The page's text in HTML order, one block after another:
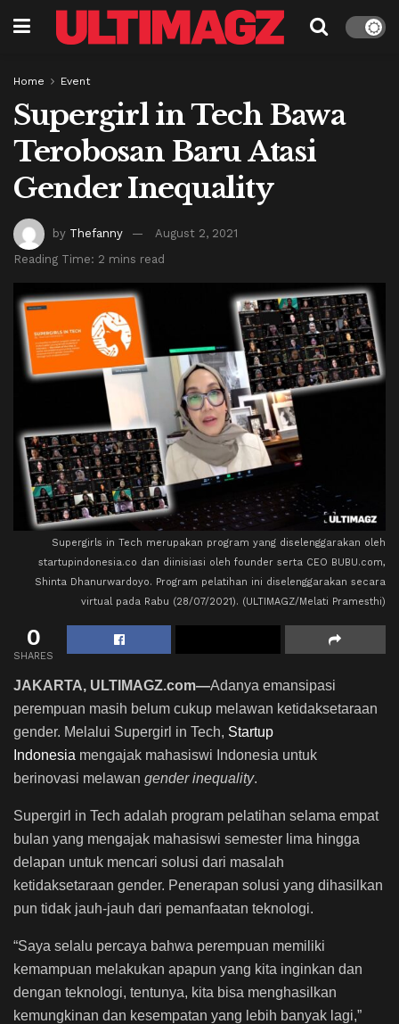
Home Event
Supergirl in Tech Bawa
Terobosan Baru Atasi
Gender Inequality
by Thefanny
August 2, 2021
Reading Time: 2 mins read
Supergirls in Tech merupakan program yang diselenggarakan oleh
startupindonesia.co dan diinisiasi oleh founder serta CEO BUBU.com,
Shinta Dhanurwardoyo. Program pelatihan ini diselenggarakan secara
virtual pada Rabu (28/07/2021). (ULTIMAGZ/Melati Pramesthi)
0
SHARES
JAKARTA, ULTIMAGZ.com—Adanya emansipasi
perempuan masih belum cukup melawan ketidaksetaraan
gender. Melalui Supergirl in Tech, Startup
Indonesia mengajak mahasiswi Indonesia untuk
berinovasi melawan gender inequality.
Supergirl in Tech adalah program pelatihan selama empat
bulan yang mengajak mahasiswi semester lima hingga
delapan untuk mencari solusi dari masalah
ketidaksetaraan gender. Penerapan solusi yang dihasilkan
pun tidak jauh-jauh dari pemanfaatan teknologi.
“Saya selalu percaya bahwa perempuan memiliki
kemampuan melakukan apapun yang kita inginkan dan
dengan teknologi, tentunya, kita bisa menghasilkan
kemungkinan dan kesempatan yang lebih banyak lagi,”